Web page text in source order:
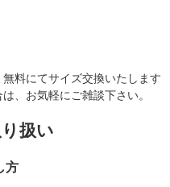
料にてサイズ交換いたします
、お気軽にご雑談下さい。
扱い
方